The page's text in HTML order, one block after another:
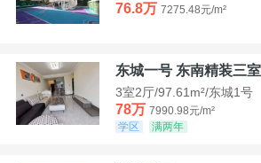
76.8万 7275.48元/m²
东城一号 东南精装三
3室2厅/97.61m²/东城1号
78万 7990.98元/m²
学区
满两年